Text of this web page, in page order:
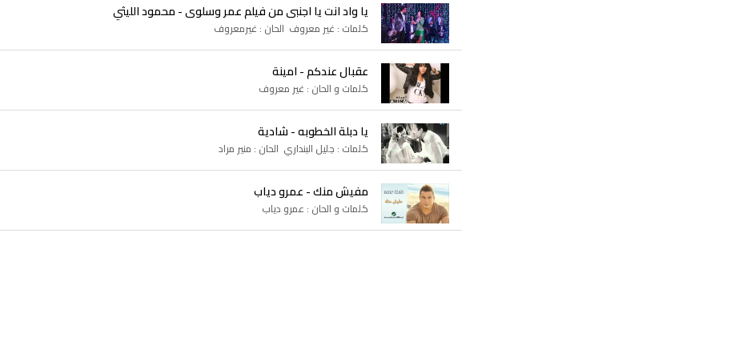
يا واد انت يا اجنبى من فيلم عمر وسلوى - محمود الليثي
كلمات : غير معروف الحان : غيرمعروف
عقبال عندكم - امينة
كلمات و الحان : غير معروف
يا دبلة الخطوبه - شادية
كلمات : جليل البنداري الحان : منير مراد
مفيش منك - عمرو دياب
كلمات و الحان : عمرو دياب